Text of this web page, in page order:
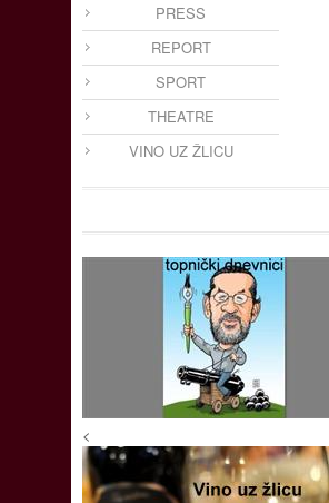
PRESS
REPORT
SPORT
THEATRE
VINO UZ ŽLICU
<